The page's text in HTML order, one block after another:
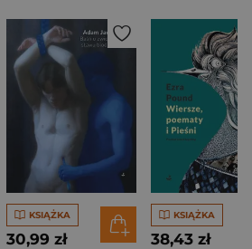
KSIĄŻKA
30,99 zł
KSIĄŻKA
38,43 zł